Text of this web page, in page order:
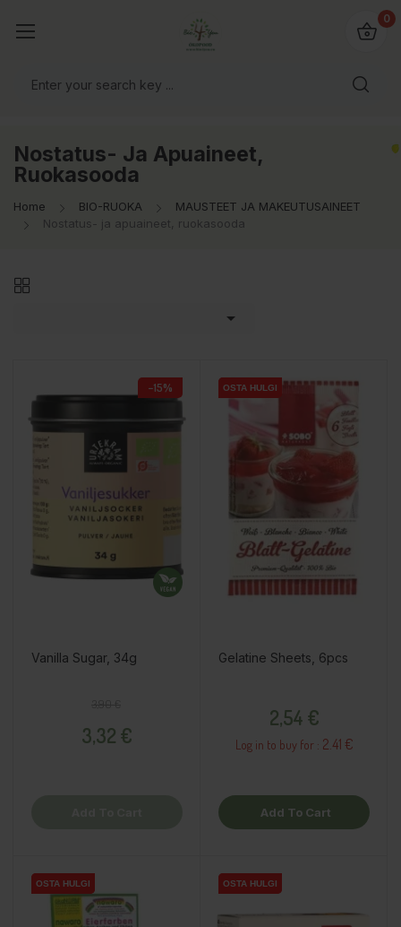
0
Nostatus- Ja Apuaineet,
Ruokasooda
Home BIO-RUOKA
MAUSTEET JA MAKEUTUSAINEET
Nostatus- ja apuaineet, ruokasooda

−15%
Vanilla Sugar, 34g
3,32 €
OSTA HULGI
OSTA HULGI
Gelatine Sheets, 6pcs
2,54 €
Log in to buy for : 2.41 €
Add To Cart
OSTA HULGI
OSTA HULGI OSTA HULGI
OSTA HULGI